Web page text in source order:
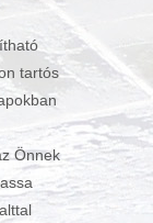
tartós
Önnek